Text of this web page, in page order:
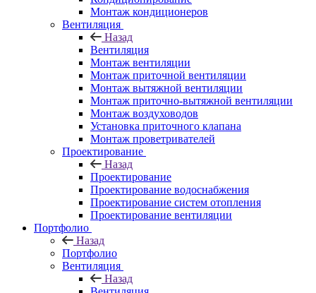
Монтаж кондиционеров
Вентиляция
Назад
Вентиляция
Монтаж вентиляции
Монтаж приточной вентиляции
Монтаж вытяжной вентиляции
Монтаж приточно-вытяжной вентиляции
Монтаж воздуховодов
Установка приточного клапана
Монтаж проветривателей
Проектирование
Назад
Проектирование
Проектирование водоснабжения
Проектирование систем отопления
Проектирование вентиляции
Портфолио
Назад
Портфолио
Вентиляция
Назад